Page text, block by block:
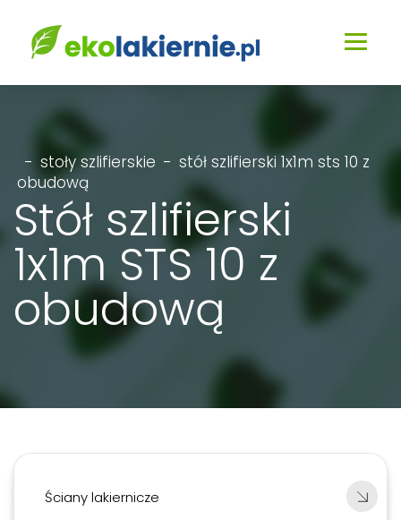
- stoły szlifierskie - stół szlifierski 1x1m sts 10 z
obudową
Stół szlifierski
1x1m STS 10 z
obudową
Ściany lakiernicze